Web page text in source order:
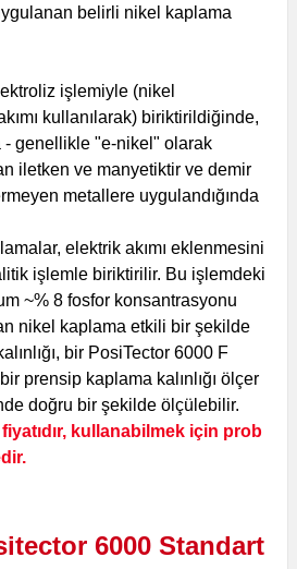
belirli nikel kaplama
işlemiyle (nikel
kullanılarak) biriktirildiğinde,
- genellikle "e-nikel" olarak
iletken ve manyetiktir ve demir
metallere uygulandığında
elektrik akımı eklenmesini
işlemle biriktirilir. Bu işlemdeki
~% 8 fosfor konsantrasyonu
nikel kaplama etkili bir şekilde
bir PosiTector 6000 F
prensip kaplama kalınlığı ölçer
doğru bir şekilde ölçülebilir.
kullanabilmek için prob
6000 Standart